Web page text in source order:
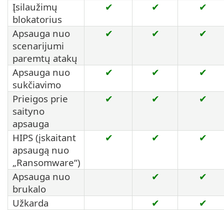
Įsilaužimų
blokatorius
✔ ✔ ✔
Apsauga nuo
scenarijumi
paremtų atakų
✔ ✔ ✔
Apsauga nuo
sukčiavimo
✔ ✔ ✔
Prieigos prie
saityno
apsauga
✔ ✔ ✔
HIPS (įskaitant
apsaugą nuo
„Ransomware“)
✔ ✔ ✔
Apsauga nuo
brukalo
✔ ✔
Užkarda ✔
✔